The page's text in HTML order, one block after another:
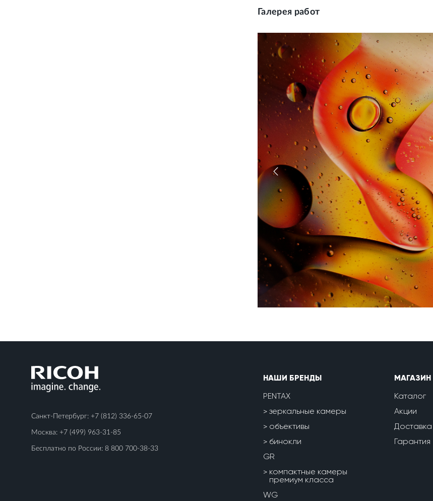
Галерея работ
Санкт-Петербург: +7 (812) 336-65-07
Москва: +7 (499) 963-31-85
Бесплатно по России: 8 800 700-38-33
НАШИ БРЕНДЫ
PENTAX
зеркальные камеры
объективы
бинокли
GR
компактные камеры
премиум класса
WG
МАГАЗИН
Каталог
Акции
Доставка
Гарантия